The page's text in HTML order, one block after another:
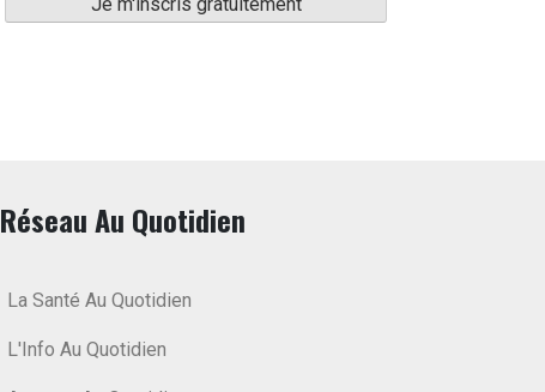
Réseau Au Quotidien
La Santé Au Quotidien
L'Info Au Quotidien